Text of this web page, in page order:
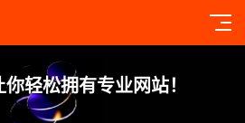
轻松拥有专业网站！